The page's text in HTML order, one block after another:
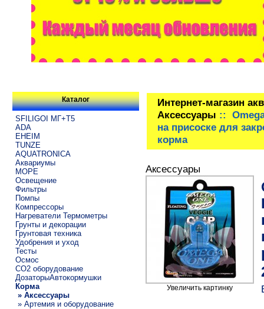
Каталог
SFILIGOI МГ+Т5
ADA
EHEIM
TUNZE
AQUATRONICA
Аквариумы
МОРЕ
Освещение
Фильтры
Помпы
Компрессоры
Нагреватели Термометры
Грунты и декорации
Грунтовая техника
Удобрения и уход
Тесты
Осмос
CO2 оборудование
ДозаторыАвтокормушки
Корма
» Аксессуары
» Артемия и оборудование
Интернет-магазин
Аксессуары ::
на присоске для
корма
Аксессуары
Увеличить картинку